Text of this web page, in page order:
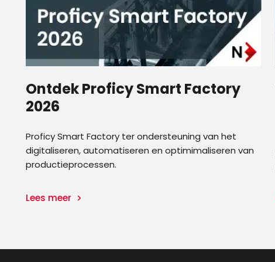
Ontdek Proficy Smart Factory
2026
Proficy Smart Factory ter ondersteuning van het
digitaliseren, automatiseren en optimimaliseren van
productieprocessen.
Lees meer